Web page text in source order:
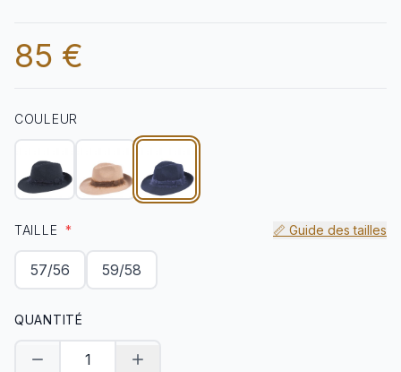
85 €
COULEUR
TAILLE * 📏 Guide des tailles
57/56 59/58
QUANTITÉ
Diminuer la quantitéAugmenter la quantité